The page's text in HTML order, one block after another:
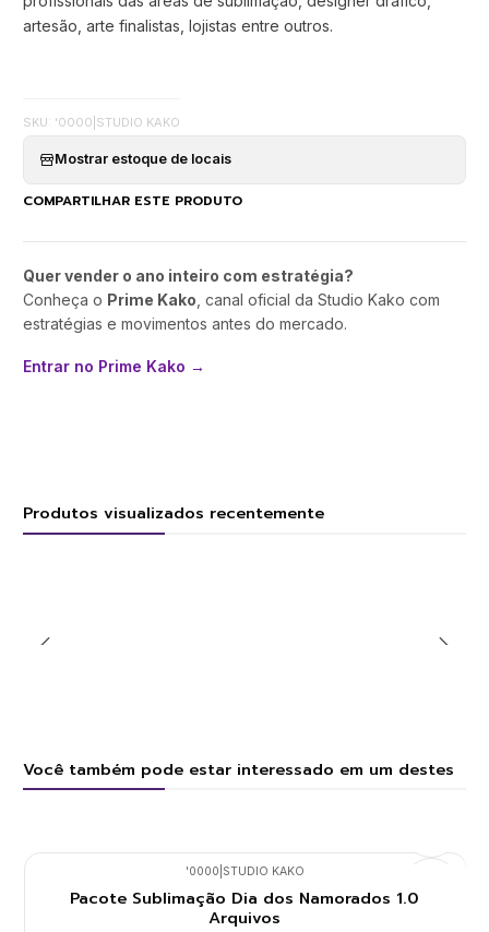
artesão, arte finalistas, lojistas entre outros.
SKU: '0000 STUDIO KAKO
Mostrar estoque de locais
COMPARTILHAR ESTE PRODUTO
Quer vender o ano inteiro com estratégia?
Conheça o Prime Kako , canal oficial da Studio Kako com
estratégias e movimentos antes do mercado.
Entrar no Prime Kako →
Produtos visualizados recentemente
Você também pode estar interessado em um destes
'0000 STUDIO KAKO
Pacote Sublimação Dia dos Namorados 1.0
Arquivos